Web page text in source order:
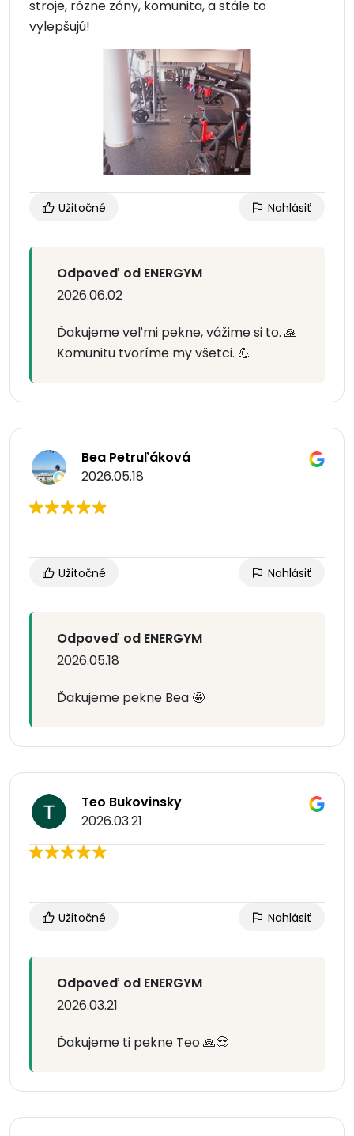
stroje, rôzne zóny, komunita, a stále to
vylepšujú!
Užitočné Nahlásiť
Odpoveď od ENERGYM
2026.06.02
Ďakujeme veľmi pekne, vážime si to. 🙏
Komunitu tvoríme my všetci. 💪
Bea Petruľáková
2026.05.18
Užitočné Nahlásiť
Odpoveď od ENERGYM
2026.05.18
Ďakujeme pekne Bea 🤩
Teo Bukovinsky
2026.03.21
Užitočné Nahlásiť
Odpoveď od ENERGYM
2026.03.21
Ďakujeme ti pekne Teo 🙏😎